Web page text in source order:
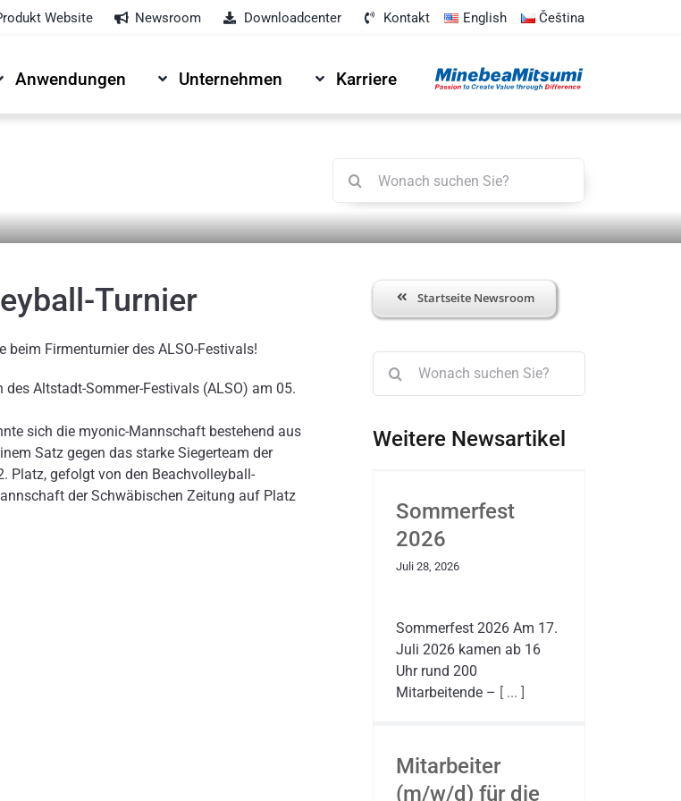
Website Newsroom Downloadcenter Kontakt English Čeština
Anwendungen Unternehmen Karriere
nach:
Turnier
Firmenturnier des ALSO-Festivals!
Altstadt-Sommer-Festivals (ALSO) am 05.
sich die myonic-Mannschaft bestehend aus
Satz gegen das starke Siegerteam der
Platz, gefolgt von den Beachvolleyball-
der Schwäbischen Zeitung auf Platz
Startseite Newsroom
nach:
Weitere Newsartikel
Sommerfest
2026
Juli 28, 2026
Sommerfest 2026 Am 17.
Juli 2026 kamen ab 16
Uhr rund 200
Mitarbeitende – [ ... ]
Mitarbeiter
(m/w/d) für die